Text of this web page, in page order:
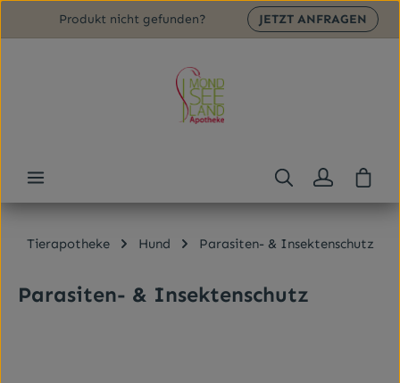
Zum Hauptinhalt springen
Produkt nicht gefunden? JETZT ANFRAGEN
Tierapotheke Hund Parasiten- & Insektenschutz
Parasiten- & Insektenschutz